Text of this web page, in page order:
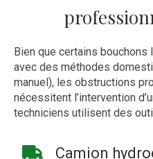
Bien que certains
avec des méthodes
manuel), les obstructions
nécessitent l’intervention
techniciens utilisent des
Camion